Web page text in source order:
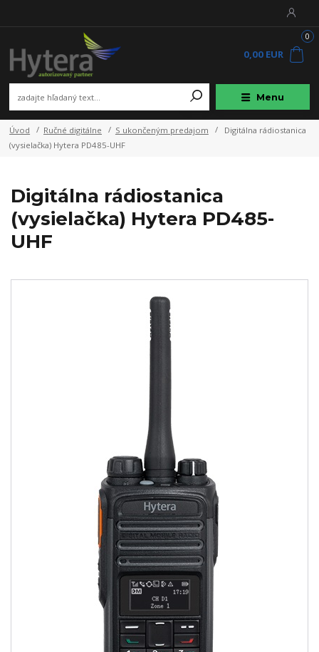
Menu
0
0,00 EUR
Úvod Ručné digitálne S ukončeným predajom
Digitálna rádiostanica
(vysielačka) Hytera PD485-UHF
Digitálna rádiostanica
(vysielačka) Hytera PD485-
UHF